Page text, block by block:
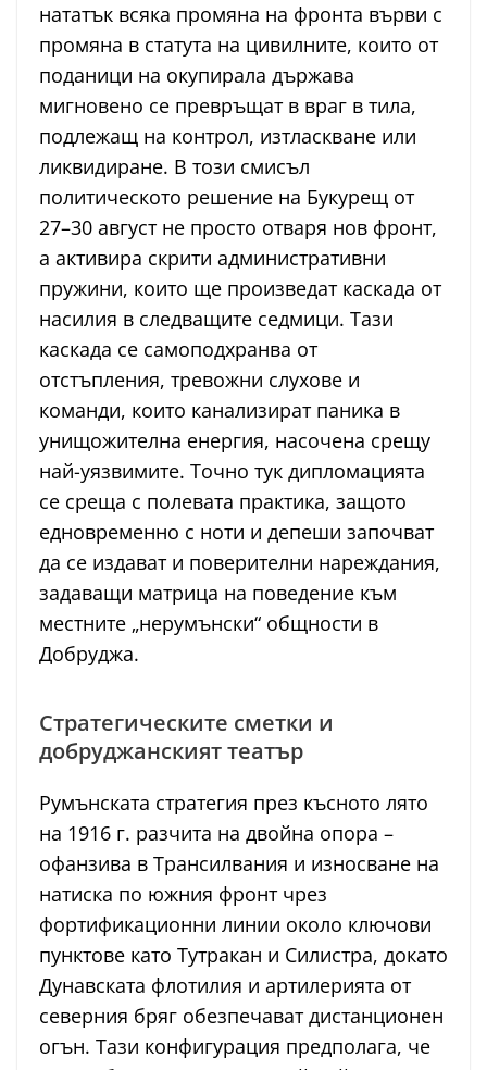
нататък всяка промяна на фронта върви с
промяна в статута на цивилните, които от
поданици на окупирала държава
мигновено се превръщат в враг в тила,
подлежащ на контрол, изтласкване или
ликвидиране. В този смисъл
политическото решение на Букурещ от
27–30 август не просто отваря нов фронт,
а активира скрити административни
пружини, които ще произведат каскада от
насилия в следващите седмици. Тази
каскада се самоподхранва от
отстъпления, тревожни слухове и
команди, които канализират паника в
унищожителна енергия, насочена срещу
най-уязвимите. Точно тук дипломацията
се среща с полевата практика, защото
едновременно с ноти и депеши започват
да се издават и поверителни нареждания,
задаващи матрица на поведение към
местните „нерумънски“ общности в
Добруджа.
Стратегическите сметки и
добруджанският театър
Румънската стратегия през късното лято
на 1916 г. разчита на двойна опора –
офанзива в Трансилвания и износване на
натиска по южния фронт чрез
фортификационни линии около ключови
пунктове като Тутракан и Силистра, докато
Дунавската флотилия и артилерията от
северния бряг обезпечават дистанционен
огън. Тази конфигурация предполага, че